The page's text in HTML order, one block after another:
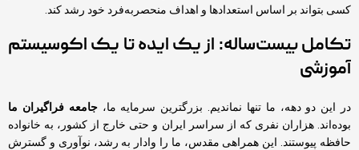
کسی بتواند بر اساس استعدادها و اهداف منحصربه‌فرد خود رشد کند.
تکامل بیست‌ساله: از یک ایده تا یک اکوسیستم
آموزشی
در این دو دهه، ما تنها نماندیم. بزرگترین سرمایه ما،جامعه فراگیران ما
بوده‌اند. هزاران نفری که از سراسر ایران و حتی خارج از کشور، به خانواده
حافظه پیوستند. این همراهی مقدس، ما را وادار به رشد، نوآوری و گسترش